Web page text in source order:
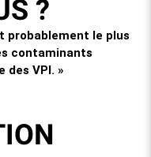
?
probablement le plus
contaminants
VPI. »